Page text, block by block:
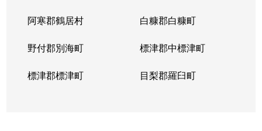
阿寒郡鶴居村 白糠郡白糠町
野付郡別海町 標津郡中標津町
標津郡標津町 目梨郡羅臼町